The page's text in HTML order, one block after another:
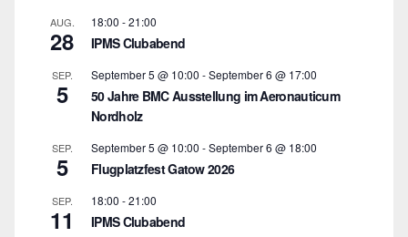
AUG.
28
18:00 -21:00
IPMS Clubabend
SEP.
5
September 5 @ 10:00 -September 6 @ 17:00
50 Jahre BMC Ausstellung im Aeronauticum
Nordholz
SEP.
5
September 5 @ 10:00 -September 6 @ 18:00
Flugplatzfest Gatow 2026
SEP.
11
18:00 -21:00
IPMS Clubabend